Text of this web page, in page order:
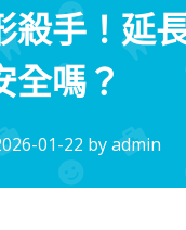
殺手！延
全嗎？
01-22 byadmin